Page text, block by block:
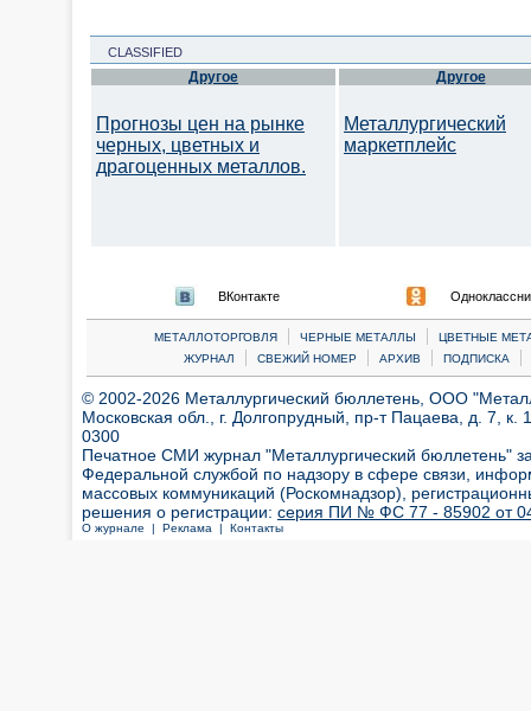
CLASSIFIED
Другое
Прогнозы цен на рынке
черных, цветных и
драгоценных металлов.
Другое
Металлургический
маркетплейс
ВКонтакте
МЕТАЛЛОТОРГОВЛЯ | ЧЕРНЫЕ МЕТАЛЛЫ |
ЦВЕТНЫЕ
ЖУРНАЛ
| СВЕЖИЙ НОМЕР | АРХИВ | ПОДПИСКА |
© 2002-2026 Металлургический бюллетень, ООО
Московская обл., г. Долгопрудный, пр-т Пацаева, д. 7,
0300
Печатное СМИ журнал "Металлургический бюллетень"
Федеральной службой по надзору в сфере связи,
массовых коммуникаций (Роскомнадзор),
решения о регистрации: серия ПИ № ФС 77 - 85902 от 04
О журнале | Реклама | Контакты